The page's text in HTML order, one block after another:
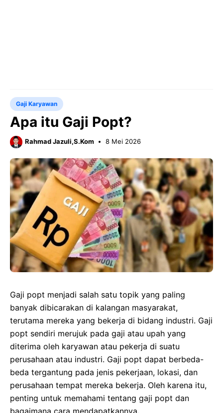
Gaji Karyawan
Apa itu Gaji Popt?
Rahmad Jazuli,S.Kom 8 Mei 2026
Gaji popt menjadi salah satu topik yang paling
banyak dibicarakan di kalangan masyarakat,
terutama mereka yang bekerja di bidang industri. Gaji
popt sendiri merujuk pada gaji atau upah yang
diterima oleh karyawan atau pekerja di suatu
perusahaan atau industri. Gaji popt dapat berbeda-
beda tergantung pada jenis pekerjaan, lokasi, dan
perusahaan tempat mereka bekerja. Oleh karena itu,
penting untuk memahami tentang gaji popt dan
bagaimana cara mendapatkannya.